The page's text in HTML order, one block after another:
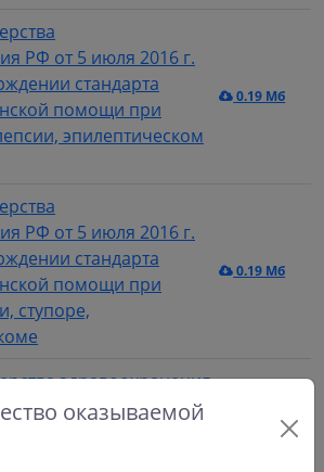
РФ от 5 июля 2016 г.
стандарта
помощи при
эпилептическом
0.19 Мб
РФ от 5 июля 2016 г.
стандарта
помощи при
ступоре,
0.19 Мб
здравоохранения
г. N 677н Об
медицинской
0.2 Мб
оказываемой